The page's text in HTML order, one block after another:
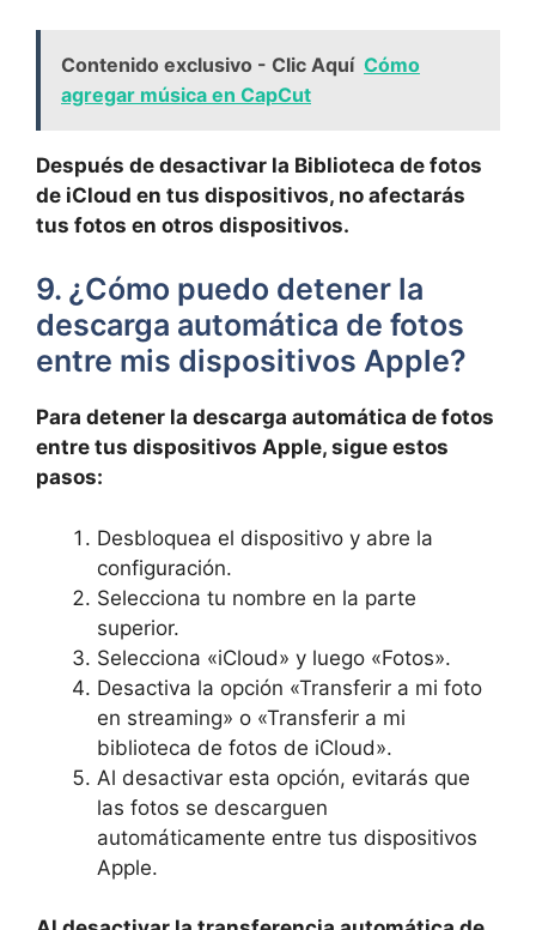
Contenido exclusivo - Clic Aquí Cómo
agregar música en CapCut
Después de desactivar la Biblioteca de fotos
de iCloud en tus dispositivos, no afectarás
tus fotos en⁢ otros dispositivos.
9. ¿Cómo puedo detener la
descarga ‍automática de ​fotos
entre mis ⁢dispositivos Apple?
Para detener la descarga​ automática de fotos
entre tus dispositivos Apple, sigue estos⁢
pasos:
Desbloquea el dispositivo y abre la
‌configuración.
Selecciona tu nombre en la parte
superior.
Selecciona​ «iCloud» y luego⁢ «Fotos».
Desactiva la opción «Transferir a mi foto
en streaming» o «Transferir a mi
biblioteca de fotos de iCloud».
Al desactivar esta opción, evitarás ‍que
las fotos se descarguen
‍automáticamente entre tus ⁢dispositivos
Apple.